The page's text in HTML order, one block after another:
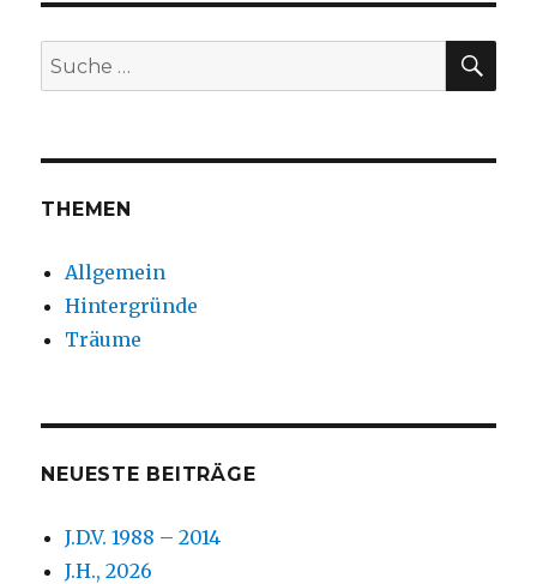
Suche
nach:
THEMEN
Allgemein
Hintergründe
Träume
NEUESTE BEITRÄGE
J.D.V. 1988 – 2014
J.H., 2026